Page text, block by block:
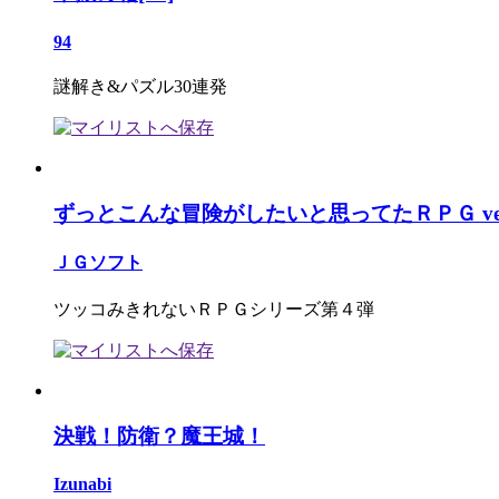
94
謎解き&パズル30連発
ずっとこんな冒険がしたいと思ってたＲＰＧ
ＪＧソフト
ツッコみきれないＲＰＧシリーズ第４弾
決戦！防衛？魔王城！
Izunabi